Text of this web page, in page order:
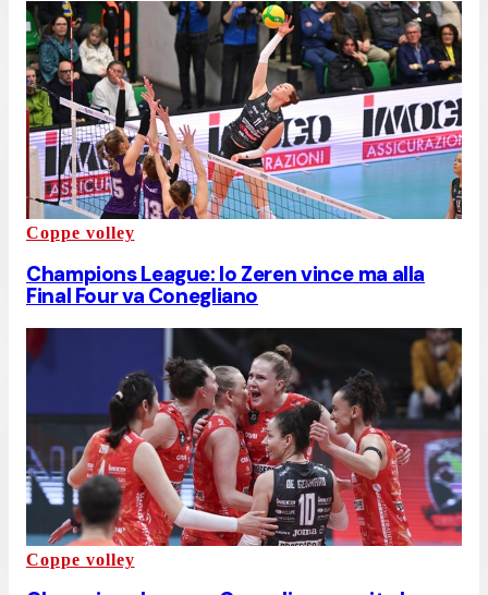
Coppe volley
Champions League: lo Zeren vince ma alla
Final Four va Conegliano
Coppe volley